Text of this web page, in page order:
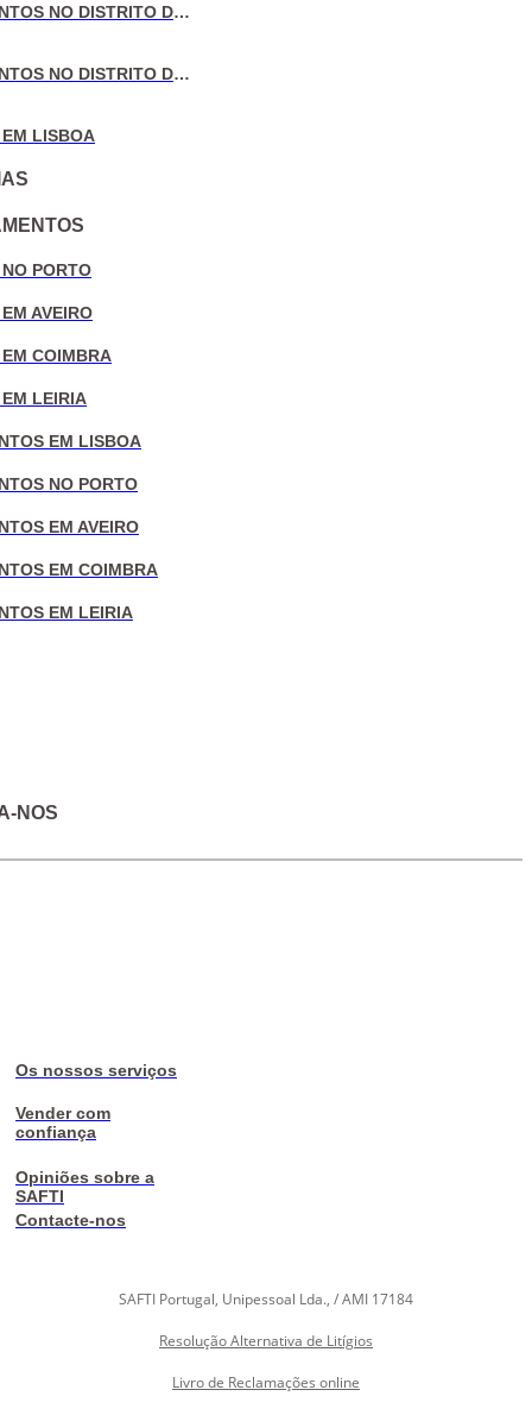
VENDA DE APARTAMENTOS NO DISTRITO DE COIMBRA
VENDA DE APARTAMENTOS NO DISTRITO DE LEIRIA
LISBOA
PORTO
AVEIRO
COIMBRA
LEIRIA
EM LISBOA
NO PORTO
EM AVEIRO
EM COIMBRA
EM LEIRIA
NOS
Os nossos serviços
Vender com
confiança
Opiniões sobre a
SAFTI
Contacte-nos
SAFTI Portugal, Unipessoal Lda., / AMI 17184
Resolução Alternativa de Litígios
Livro de Reclamações online